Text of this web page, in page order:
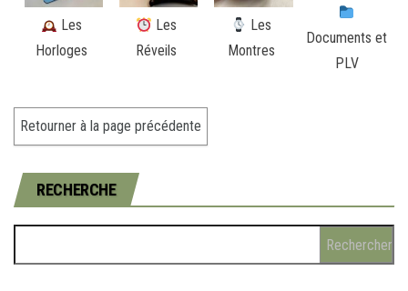
Les
Horloges
Les
Réveils
Les
Montres
Documents et
PLV
RECHERCHE